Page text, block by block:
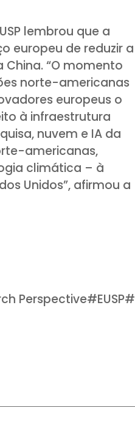
lembrou que a
europeu de reduzir a
“O momento
norte-americanas
europeus o
à infraestrutura
nuvem e IA da
americanas,
climática – à
Unidos”, afirmou a
Perspective#EUSP#